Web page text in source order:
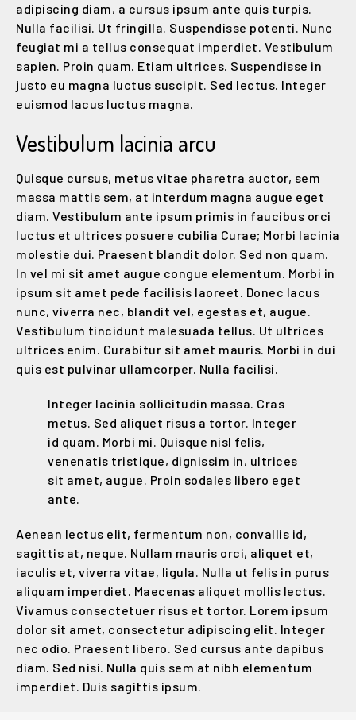
adipiscing diam, a cursus ipsum ante quis turpis.
Nulla facilisi. Ut fringilla. Suspendisse potenti. Nunc
feugiat mi a tellus consequat imperdiet. Vestibulum
sapien. Proin quam. Etiam ultrices. Suspendisse in
justo eu magna luctus suscipit. Sed lectus. Integer
euismod lacus luctus magna.
Vestibulum lacinia arcu
Quisque cursus, metus vitae pharetra auctor, sem
massa mattis sem, at interdum magna augue eget
diam. Vestibulum ante ipsum primis in faucibus orci
luctus et ultrices posuere cubilia Curae; Morbi lacinia
molestie dui. Praesent blandit dolor. Sed non quam.
In vel mi sit amet augue congue elementum. Morbi in
ipsum sit amet pede facilisis laoreet. Donec lacus
nunc, viverra nec, blandit vel, egestas et, augue.
Vestibulum tincidunt malesuada tellus. Ut ultrices
ultrices enim. Curabitur sit amet mauris. Morbi in dui
quis est pulvinar ullamcorper. Nulla facilisi.
Integer lacinia sollicitudin massa. Cras
metus. Sed aliquet risus a tortor. Integer
id quam. Morbi mi. Quisque nisl felis,
venenatis tristique, dignissim in, ultrices
sit amet, augue. Proin sodales libero eget
ante.
Aenean lectus elit, fermentum non, convallis id,
sagittis at, neque. Nullam mauris orci, aliquet et,
iaculis et, viverra vitae, ligula. Nulla ut felis in purus
aliquam imperdiet. Maecenas aliquet mollis lectus.
Vivamus consectetuer risus et tortor. Lorem ipsum
dolor sit amet, consectetur adipiscing elit. Integer
nec odio. Praesent libero. Sed cursus ante dapibus
diam. Sed nisi. Nulla quis sem at nibh elementum
imperdiet. Duis sagittis ipsum.